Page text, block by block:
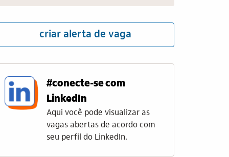
criar alerta de vaga
#conecte-se com
LinkedIn
Aqui você pode visualizar as
vagas abertas de acordo com
seu perfil do LinkedIn.